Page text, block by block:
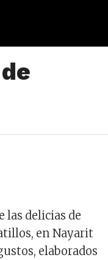
las delicias de
en Nayarit
elaborados